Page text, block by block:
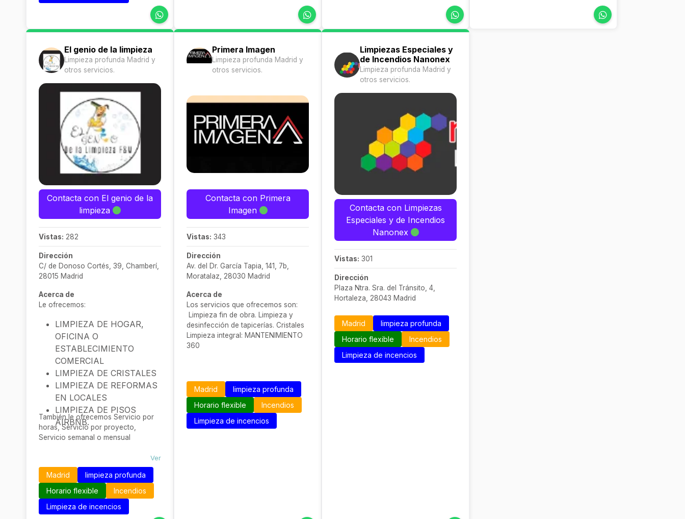
El genio de la limpieza
Limpieza profunda Madrid y
otros servicios.
Contacta con El genio de la
limpieza
Vistas: 282
Dirección
C/ de Donoso Cortés, 39, Chamberí,
28015 Madrid
Acerca de
Le ofrecemos:
LIMPIEZA DE HOGAR,
OFICINA O
ESTABLECIMIENTO
COMERCIAL
LIMPIEZA DE CRISTALES
LIMPIEZA DE REFORMAS
EN LOCALES
LIMPIEZA DE PISOS
AIRBNB.
También le ofrecemos Servicio por
horas, Servicio por proyecto,
Servicio semanal o mensual
Ver
Madrid
limpieza profunda
Horario flexible
Incendios
Limpieza de incencios
Primera Imagen
Limpieza profunda Madrid y
otros servicios.
Contacta con Primera
Imagen
Vistas: 343
Dirección
Av. del Dr. García Tapia, 141, 7b,
Moratalaz, 28030 Madrid
Acerca de
Los servicios que ofrecemos son:
Limpieza fin de obra. Limpieza y
desinfección de tapicerías. Cristales
Limpieza integral​: MANTENIMIENTO
360
Madrid
limpieza profunda
Horario flexible
Incendios
Limpieza de incencios
Limpiezas Especiales y
de Incendios Nanonex
Limpieza profunda Madrid y
otros servicios.
Contacta con Limpiezas
Especiales y de Incendios
Nanonex
Vistas: 301
Dirección
Plaza Ntra. Sra. del Tránsito, 4,
Hortaleza, 28043 Madrid
Madrid
limpieza profunda
Horario flexible
Incendios
Limpieza de incencios